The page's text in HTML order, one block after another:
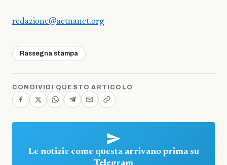
redazione@aetnanet.org
Rassegna stampa
CONDIVIDI QUESTO ARTICOLO
Le notizie come questa arrivano prima su